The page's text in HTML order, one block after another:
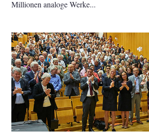
Millionen analoge Werke